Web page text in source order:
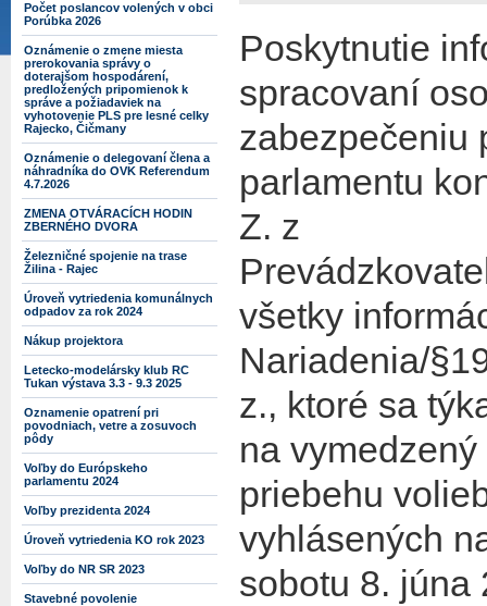
Počet poslancov volených v obci
Porúbka 2026
Oznámenie o zmene miesta
prerokovania správy o
doterajšom hospodárení,
predložených pripomienok k
správe a požiadaviek na
vyhotovenie PLS pre lesné celky
Rajecko, Čičmany
Oznámenie o delegovaní člena a
náhradníka do OVK Referendum
4.7.2026
ZMENA OTVÁRACÍCH HODIN
ZBERNÉHO DVORA
Železničné spojenie na trase
Žilina - Rajec
Úroveň vytriedenia komunálnych
odpadov za rok 2024
Nákup projektora
Letecko-modelársky klub RC
Tukan výstava 3.3 - 9.3 2025
Oznamenie opatrení pri
povodniach, vetre a zosuvoch
pôdy
Voľby do Európskeho
parlamentu 2024
Voľby prezidenta 2024
Úroveň vytriedenia KO rok 2023
Voľby do NR SR 2023
Stavebné povolenie
Poskytnutie
spracovaní
zabezpečeniu
parlamentu
Z. z
všetky
Nariadenia/
z., ktoré sa
na
priebehu
vyhlásených
sobotu 8. júna